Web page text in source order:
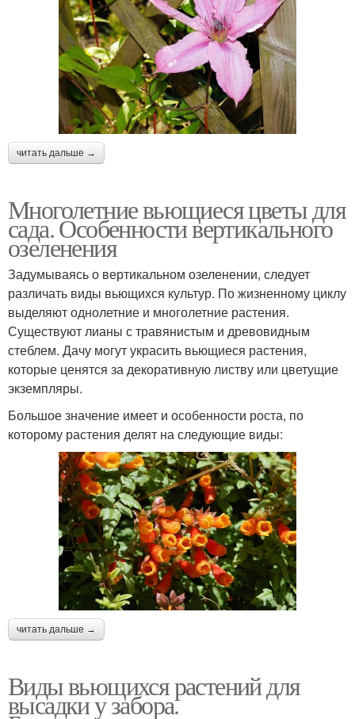
читать дальше →
Многолетние вьющиеся цветы для
сада. Особенности вертикального
озеленения
Задумываясь о вертикальном озеленении, следует
различать виды вьющихся культур. По жизненному циклу
выделяют однолетние и многолетние растения.
Существуют лианы с травянистым и древовидным
стеблем. Дачу могут украсить вьющиеся растения,
которые ценятся за декоративную листву или цветущие
экземпляры.
Большое значение имеет и особенности роста, по
которому растения делят на следующие виды:
читать дальше →
Виды вьющихся растений для
высадки у забора.